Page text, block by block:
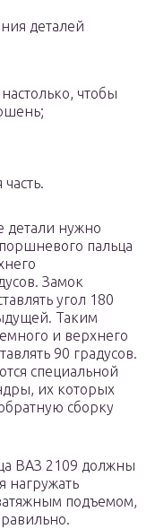
деталей
чтобы
детали нужно
пальца
Замок
угол 180
Таким
и верхнего
90 градусов.
специальной
их которых
сборку
ВАЗ 2109 должны
нагружать
подъемом,